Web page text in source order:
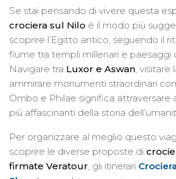
Se stai pensando di vivere questa
crociera sul Nilo è il modo più
scoprire l’Egitto antico, seguendo il
fiume tra templi millenari e paesaggi
Navigare tra Luxor e Aswan, visitare
ammirare monumenti straordinari
Ombo e Philae significa attraversare
più affascinanti della storia
Per organizzare al meglio questo
scoprire le diverse proposte di
firmate Veratour, gli itinerari